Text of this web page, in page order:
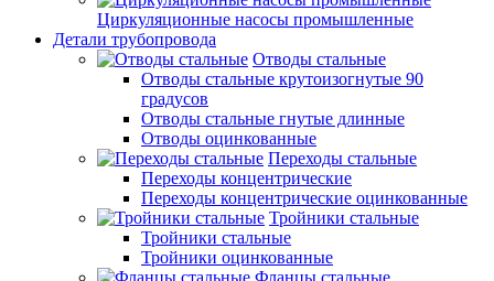
Циркуляционные насосы промышленные
Детали трубопровода
Отводы стальные
Отводы стальные крутоизогнутые 90
градусов
Отводы стальные гнутые длинные
Отводы оцинкованные
Переходы стальные
Переходы концентрические
Переходы концентрические оцинкованные
Тройники стальные
Тройники стальные
Тройники оцинкованные
Фланцы стальные